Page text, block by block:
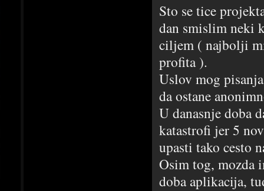
Sto se tice
dan smislim neki
ciljem ( najbolji
profita ).
Uslov mog
da ostane
U danasnje doba
katastrofi jer 5
upasti tako cesto
Osim tog, mozda
doba aplikacija,